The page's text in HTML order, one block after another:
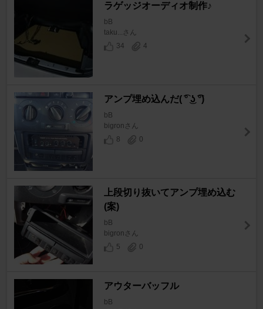
ラゲッジオーディオ制作♪
bB
taku...さん
34
4
アンプ埋め込んだ( ͡° ͜ʖ ͡°)
bB
bigronさん
8
0
上段切り抜いてアンプ埋め込む
(案)
bB
bigronさん
5
0
アウターバッフル
bB